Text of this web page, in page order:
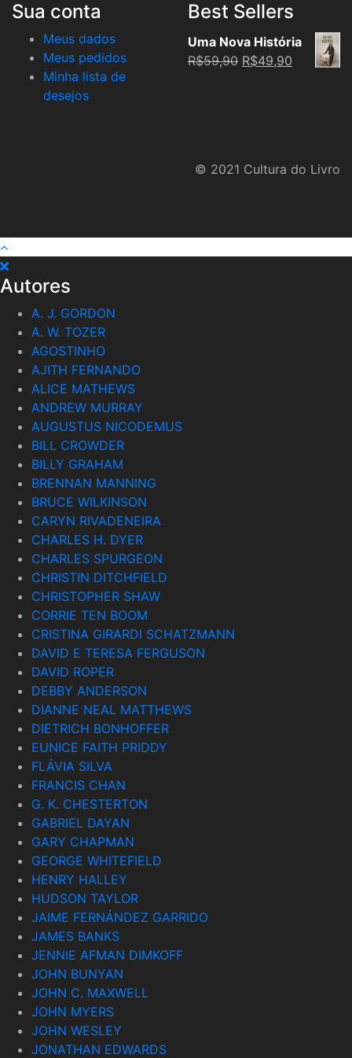
Sua conta
Meus dados
Meus pedidos
Minha lista de
desejos
Best Sellers
Uma Nova História
R$59,90 Original
R$49,90 Current
© 2021 Cultura do Livro
Autores
A. J. GORDON
A. W. TOZER
AGOSTINHO
AJITH FERNANDO
ALICE MATHEWS
ANDREW MURRAY
AUGUSTUS NICODEMUS
BILL CROWDER
BILLY GRAHAM
BRENNAN MANNING
BRUCE WILKINSON
CARYN RIVADENEIRA
CHARLES H. DYER
CHARLES SPURGEON
CHRISTIN DITCHFIELD
CHRISTOPHER SHAW
CORRIE TEN BOOM
CRISTINA GIRARDI SCHATZMANN
DAVID E TERESA FERGUSON
DAVID ROPER
DEBBY ANDERSON
DIANNE NEAL MATTHEWS
DIETRICH BONHOFFER
EUNICE FAITH PRIDDY
FLÁVIA SILVA
FRANCIS CHAN
G. K. CHESTERTON
GABRIEL DAYAN
GARY CHAPMAN
GEORGE WHITEFIELD
HENRY HALLEY
HUDSON TAYLOR
JAIME FERNÁNDEZ GARRIDO
JAMES BANKS
JENNIE AFMAN DIMKOFF
JOHN BUNYAN
JOHN C. MAXWELL
JOHN MYERS
JOHN WESLEY
JONATHAN EDWARDS